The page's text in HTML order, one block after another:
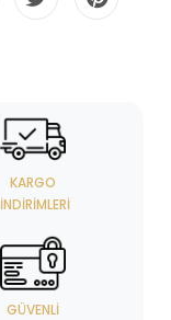
KARGO
İNDIRIMLERI
GÜVENLI